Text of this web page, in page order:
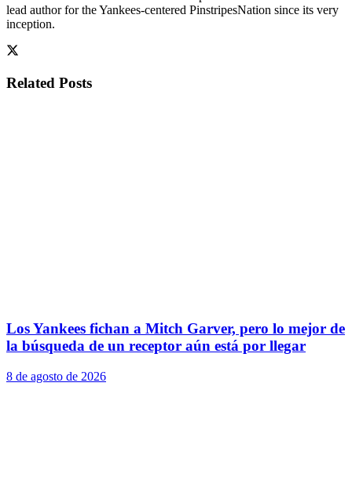
lead author for the Yankees-centered PinstripesNation since its very
inception.
Related Posts
Los Yankees fichan a Mitch Garver, pero lo mejor de
la búsqueda de un receptor aún está por llegar
8 de agosto de 2026